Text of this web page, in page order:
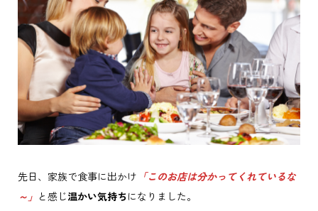
先日、家族で食事に出かけ 「このお店は分かってくれているな
～」 と感じ温かい気持ちになりました。